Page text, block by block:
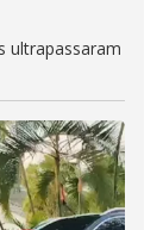
ultrapassaram